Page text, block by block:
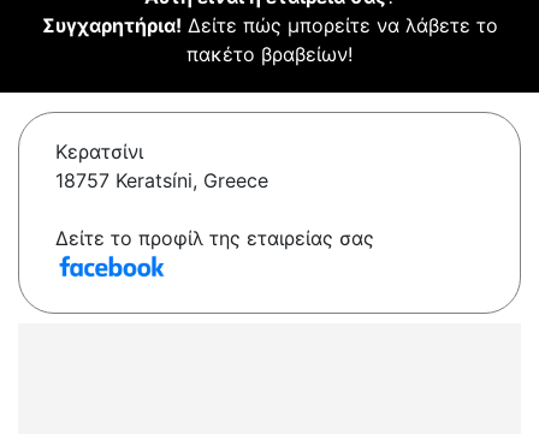
Συγχαρητήρια! Δείτε πώς μπορείτε να λάβετε το
πακέτο βραβείων!
Κερατσίνι
18757 Keratsíni, Greece
Δείτε το προφίλ της εταιρείας σας